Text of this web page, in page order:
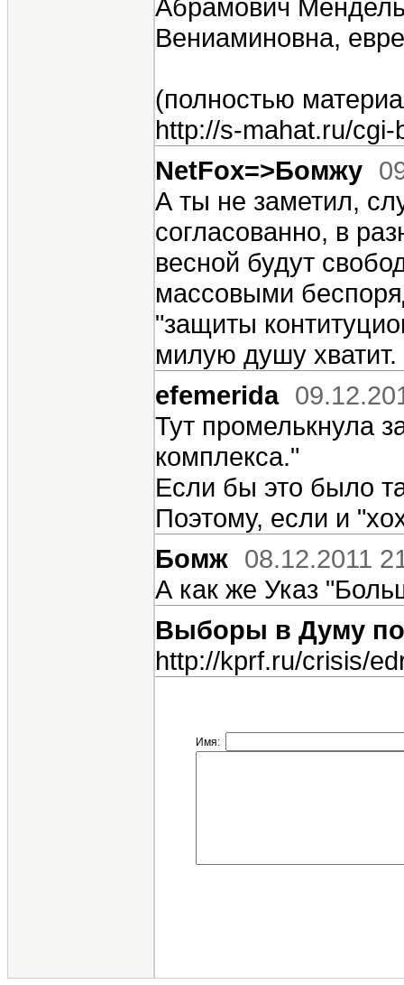
Абрамович
Вениаминовна,
(полностью
http://s-mahat.ru/
NetFox=>Бомжу
А ты не заметил,
согласованно, в
весной будут
массовыми
"защиты
милую душу хватит.
efemerida
Тут промелькнула
комплекса."
Если бы это было
Поэтому, если и
Бомж 08.12.2011
А как же Указ
Выборы в Думу
http://kprf.ru/crisis/
Имя: